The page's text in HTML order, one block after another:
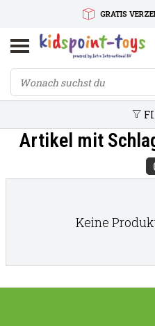
GRATIS
SNELLE
Artikel mit
Keine